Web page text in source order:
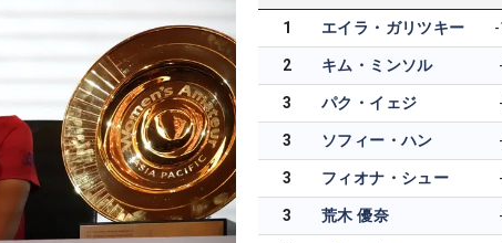
1 エイラ・ガリツキー
2 キム・ミンソル
3 パク・イェジ
3 ソフィー・ハン
3 フィオナ・シュー
3 荒木 優奈